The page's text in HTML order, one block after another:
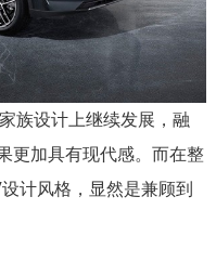
族设计上继续发展，融
更加具有现代感。而在整
计风格，显然是兼顾到